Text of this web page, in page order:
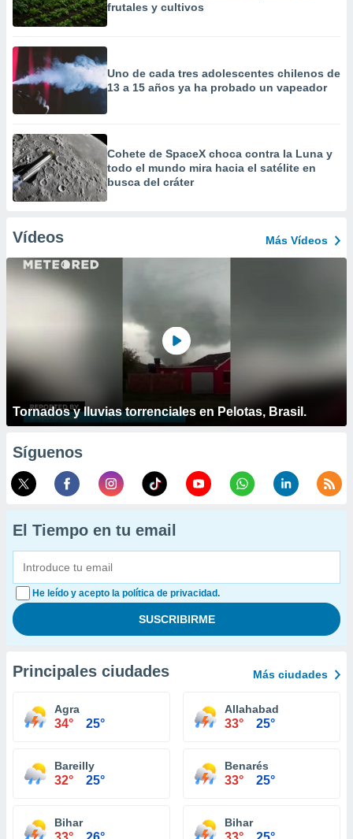
frutales y cultivos
Uno de cada tres adolescentes chilenos de
13 a 15 años ya ha probado un vapeador
Cohete de SpaceX choca contra la Luna y
todo el mundo mira hacia el satélite en
busca del cráter
Vídeos Más Vídeos
Tornados y lluvias torrenciales en Pelotas, Brasil.
Síguenos
El Tiempo en tu email
He leído y acepto la política de privacidad.
Principales ciudades Más ciudades
Agra
34° 25°
Allahabad
33° 25°
Bareilly
32° 25°
Benarés
33° 25°
Bihar Bihar